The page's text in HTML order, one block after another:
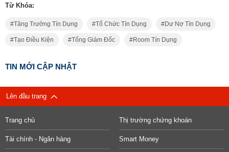
Từ Khóa:
Tăng Trưởng Tín Dụng Tổ Chức Tín Dụng Dư Nợ Tín Dụng
Tạo Điều Kiện Tổng Giám Đốc Room Tín Dụng
TIN MỚI CẬP NHẬT
Lên đầu trang
Trang chủ Thị trường chứng khoán
Tài chính - Ngân hàng Smart Money